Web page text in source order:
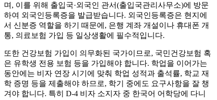
며, 이를 위해 출입국·외국인 관서(출입국관리사무소)에 방문
하여 외국인등록증을 발급받습니다. 외국인등록증은 현지에
서 신분증 역할을 하기 때문에, 은행 계좌 개설이나 휴대폰 개
통, 의료보험 가입 등 일상생활에 필수적입니다.
또한 건강보험 가입이 의무화된 국가이므로, 국민건강보험 혹
은 유학생 전용 보험 등을 가입해야 합니다. 학업을 이어가는
동안에는 비자 연장 시기에 맞춰 학업 성적과 출석률, 학교 재
학 증명 등을 제출해야 하므로, 학기 중에도 요구사항을 잘 챙
겨야 합니다. 특히 D-4 비자 소지자 중 한국어 어학당에 다니